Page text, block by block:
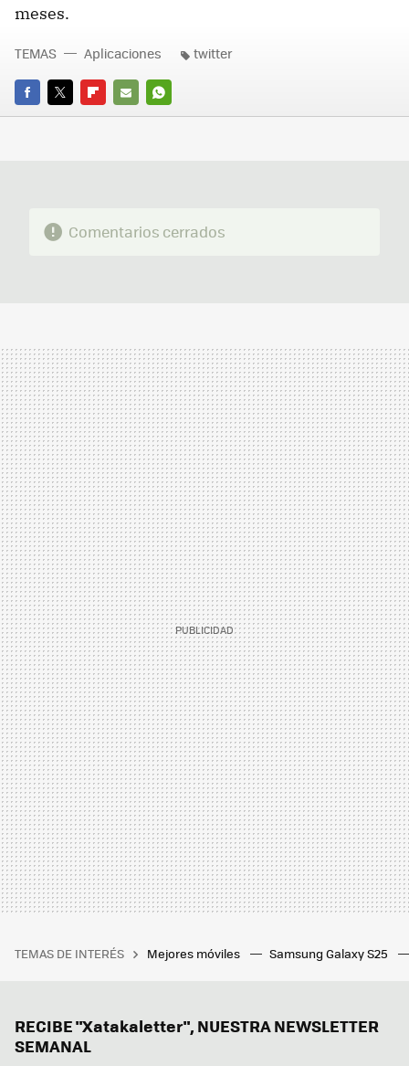
meses.
FACEBOOK
TWITTERFLIPBOARD
E-
WHATSAPP
TEMAS Aplicaciones twitter
Comentarios cerrados
TEMAS DE INTERÉS Mejores móviles Samsung Galaxy S25
RECIBE "Xatakaletter", NUESTRA NEWSLETTER
SEMANAL